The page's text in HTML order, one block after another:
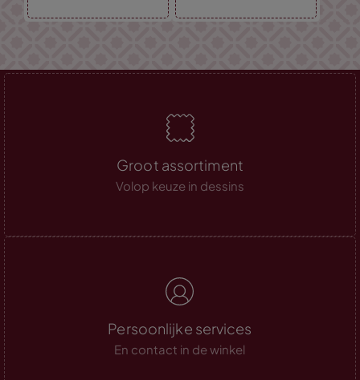
Groot assortiment
Volop keuze in dessins
Persoonlijke services
En contact in de winkel